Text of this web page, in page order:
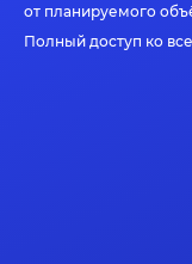
от планируемого
Полный доступ ко